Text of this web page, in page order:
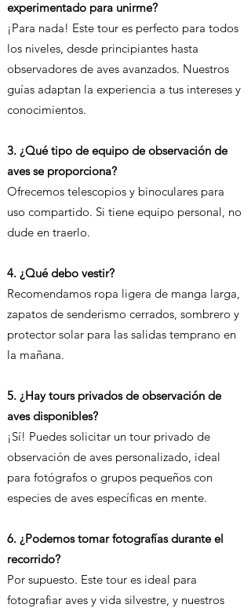
experimentado para unirme?
¡Para nada! Este tour es perfecto para todos
los niveles, desde principiantes hasta
observadores de aves avanzados. Nuestros
guías adaptan la experiencia a tus intereses y
conocimientos.
3. ¿Qué tipo de equipo de observación de
aves se proporciona?
Ofrecemos telescopios y binoculares para
uso compartido. Si tiene equipo personal, no
dude en traerlo.
4. ¿Qué debo vestir?
Recomendamos ropa ligera de manga larga,
zapatos de senderismo cerrados, sombrero y
protector solar para las salidas temprano en
la mañana.
5. ¿Hay tours privados de observación de
aves disponibles?
¡Sí! Puedes solicitar un tour privado de
observación de aves personalizado, ideal
para fotógrafos o grupos pequeños con
especies de aves específicas en mente.
6. ¿Podemos tomar fotografías durante el
recorrido?
Por supuesto. Este tour es ideal para
fotografiar aves y vida silvestre, y nuestros